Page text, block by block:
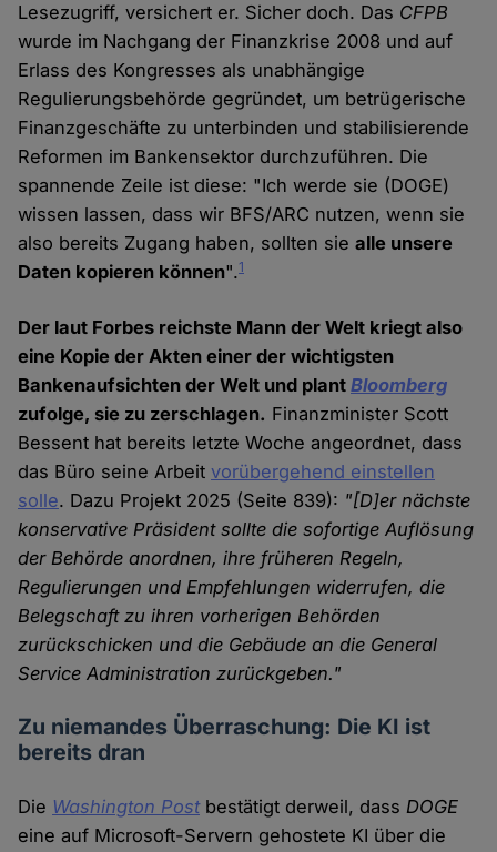
Lesezugriff, versichert er. Sicher doch. Das CFPB
wurde im Nachgang der Finanzkrise 2008 und auf
Erlass des Kongresses als unabhängige
Regulierungsbehörde gegründet, um betrügerische
Finanzgeschäfte zu unterbinden und stabilisierende
Reformen im Bankensektor durchzuführen. Die
spannende Zeile ist diese: "Ich werde sie (DOGE)
wissen lassen, dass wir BFS/ARC nutzen, wenn sie
also bereits Zugang haben, sollten siealle unsere
Daten kopieren können".1
Der laut Forbes reichste Mann der Welt kriegt also
eine Kopie der Akten einer der wichtigsten
Bankenaufsichten der Welt und plantBloomberg
zufolge, sie zu zerschlagen. Finanzminister Scott
Bessent hat bereits letzte Woche angeordnet, dass
das Büro seine Arbeitvorübergehend einstellen
solle. Dazu Projekt 2025 (Seite 839): "[D]er nächste
konservative Präsident sollte die sofortige Auflösung
der Behörde anordnen, ihre früheren Regeln,
Regulierungen und Empfehlungen widerrufen, die
Belegschaft zu ihren vorherigen Behörden
zurückschicken und die Gebäude an die General
Service Administration zurückgeben."
Zu niemandes Überraschung: Die KI ist
bereits dran
Die Washington Postbestätigt derweil, dassDOGE
eine auf Microsoft-Servern gehostete KI über die